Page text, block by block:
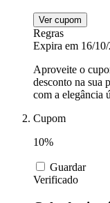
LG
Electrolux
Ver cupom
Regras
Expira em 16/
Aproveite o
desconto na sua
com a elegância
Cupom
10%
Guardar
Verificado